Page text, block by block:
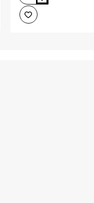
auto
Super
Degreaser